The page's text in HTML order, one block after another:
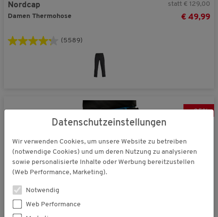
Nordcap
Damen Thermohose
statt € 129,00
€ 49,99
(5589)
-25%
Datenschutzeinstellungen
Wir verwenden Cookies, um unsere Website zu betreiben
(notwendige Cookies) und um deren Nutzung zu analysieren
sowie personalisierte Inhalte oder Werbung bereitzustellen
(Web Performance, Marketing).
Notwendig
Web Performance